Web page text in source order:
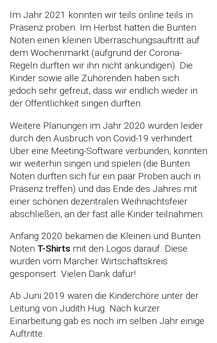
Im Jahr 2021 konnten wir teils online teils in
Präsenz proben. Im Herbst hatten die Bunten
Noten einen kleinen Überraschungsauftritt auf
dem Wochenmarkt (aufgrund der Corona-
Regeln durften wir ihn nicht ankündigen). Die
Kinder sowie alle Zuhörenden haben sich
jedoch sehr gefreut, dass wir endlich wieder in
der Öffentlichkeit singen durften.
Weitere Planungen im Jahr 2020 wurden leider
durch den Ausbruch von Covid-19 verhindert.
Über eine Meeting-Software verbunden, konnten
wir weiterhin singen und spielen (die Bunten
Noten durften sich für ein paar Proben auch in
Präsenz treffen) und das Ende des Jahres mit
einer schönen dezentralen Weihnachtsfeier
abschließen, an der fast alle Kinder teilnahmen.
Anfang 2020 bekamen die Kleinen und Bunten
Noten T-Shirts mit den Logos darauf. Diese
wurden vom Marcher Wirtschaftskreis
gesponsert. Vielen Dank dafür!
Ab Juni 2019 waren die Kinderchöre unter der
Leitung von Judith Hug. Nach kurzer
Einarbeitung gab es noch im selben Jahr einige
Auftritte.